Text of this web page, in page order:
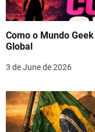
Como o Mundo
Global
3 de June de 2026